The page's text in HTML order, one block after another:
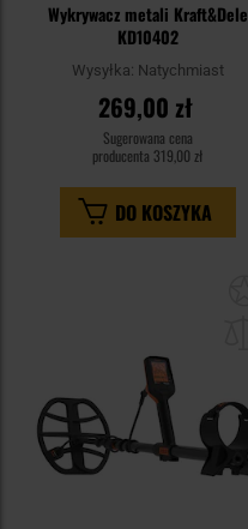
Wykrywacz metali Kraft&Dele
KD10402
Wysyłka: Natychmiast
269,00 zł
Sugerowana cena
producenta 319,00 zł
DO KOSZYKA